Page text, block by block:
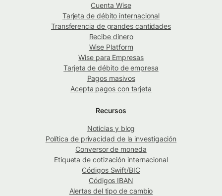
Cuenta Wise
Tarjeta de débito internacional
Transferencia de grandes cantidades
Recibe dinero
Wise Platform
Wise para Empresas
Tarjeta de débito de empresa
Pagos masivos
Acepta pagos con tarjeta
Recursos
Noticias y blog
Política de privacidad de la investigación
Conversor de moneda
Etiqueta de cotización internacional
Códigos Swift/BIC
Códigos IBAN
Alertas del tipo de cambio